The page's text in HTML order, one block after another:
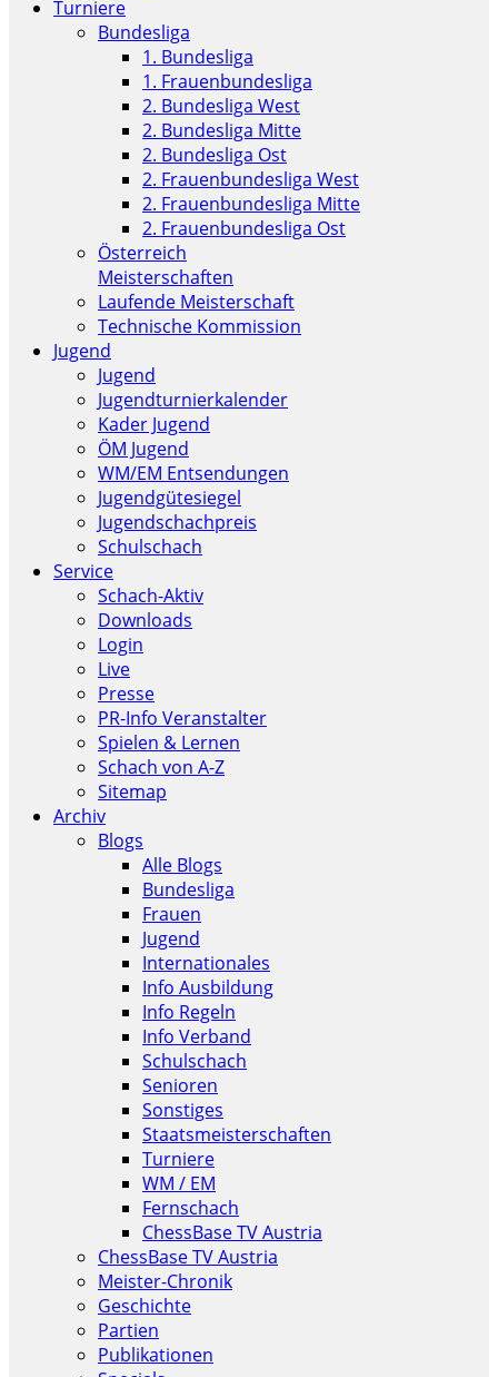
Turniere
Bundesliga
1. Bundesliga
1. Frauenbundesliga
2. Bundesliga West
2. Bundesliga Mitte
2. Bundesliga Ost
2. Frauenbundesliga West
2. Frauenbundesliga Mitte
2. Frauenbundesliga Ost
Österreich
Meisterschaften
Laufende Meisterschaft
Technische Kommission
Jugend
Jugend
Jugendturnierkalender
Kader Jugend
ÖM Jugend
WM/EM Entsendungen
Jugendgütesiegel
Jugendschachpreis
Schulschach
Service
Schach-Aktiv
Downloads
Login
Live
Presse
PR-Info Veranstalter
Spielen & Lernen
Schach von A-Z
Sitemap
Archiv
Blogs
Alle Blogs
Bundesliga
Frauen
Jugend
Internationales
Info Ausbildung
Info Regeln
Info Verband
Schulschach
Senioren
Sonstiges
Staatsmeisterschaften
Turniere
WM / EM
Fernschach
ChessBase TV Austria
ChessBase TV Austria
Meister-Chronik
Geschichte
Partien
Publikationen